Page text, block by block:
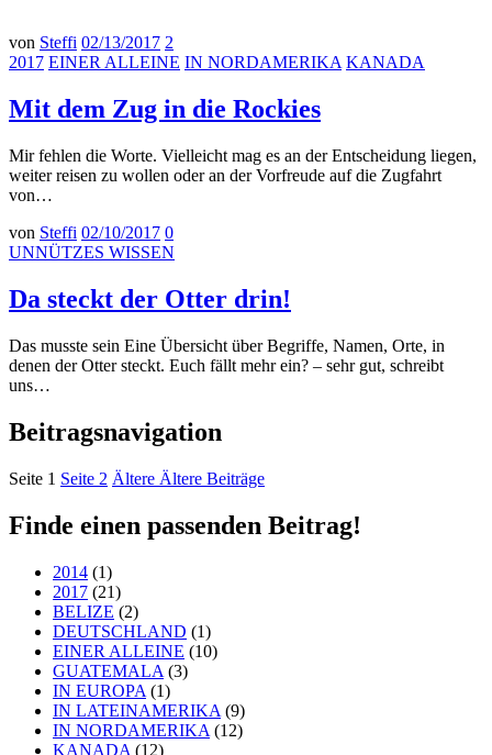
von Steffi 02/13/2017 2
2017 EINER ALLEINE IN NORDAMERIKA KANADA
Mit dem Zug in die Rockies
Mir fehlen die Worte. Vielleicht mag es an der Entscheidung liegen,
weiter reisen zu wollen oder an der Vorfreude auf die Zugfahrt
von…
von Steffi 02/10/2017 0
UNNÜTZES WISSEN
Da steckt der Otter drin!
Das musste sein Eine Übersicht über Begriffe, Namen, Orte, in
denen der Otter steckt. Euch fällt mehr ein? – sehr gut, schreibt
uns…
Beitragsnavigation
Seite 1 Seite 2 Ältere Ältere Beiträge
Finde einen passenden Beitrag!
2014 (1)
2017 (21)
BELIZE (2)
DEUTSCHLAND (1)
EINER ALLEINE (10)
GUATEMALA (3)
IN EUROPA (1)
IN LATEINAMERIKA (9)
IN NORDAMERIKA (12)
KANADA (12)